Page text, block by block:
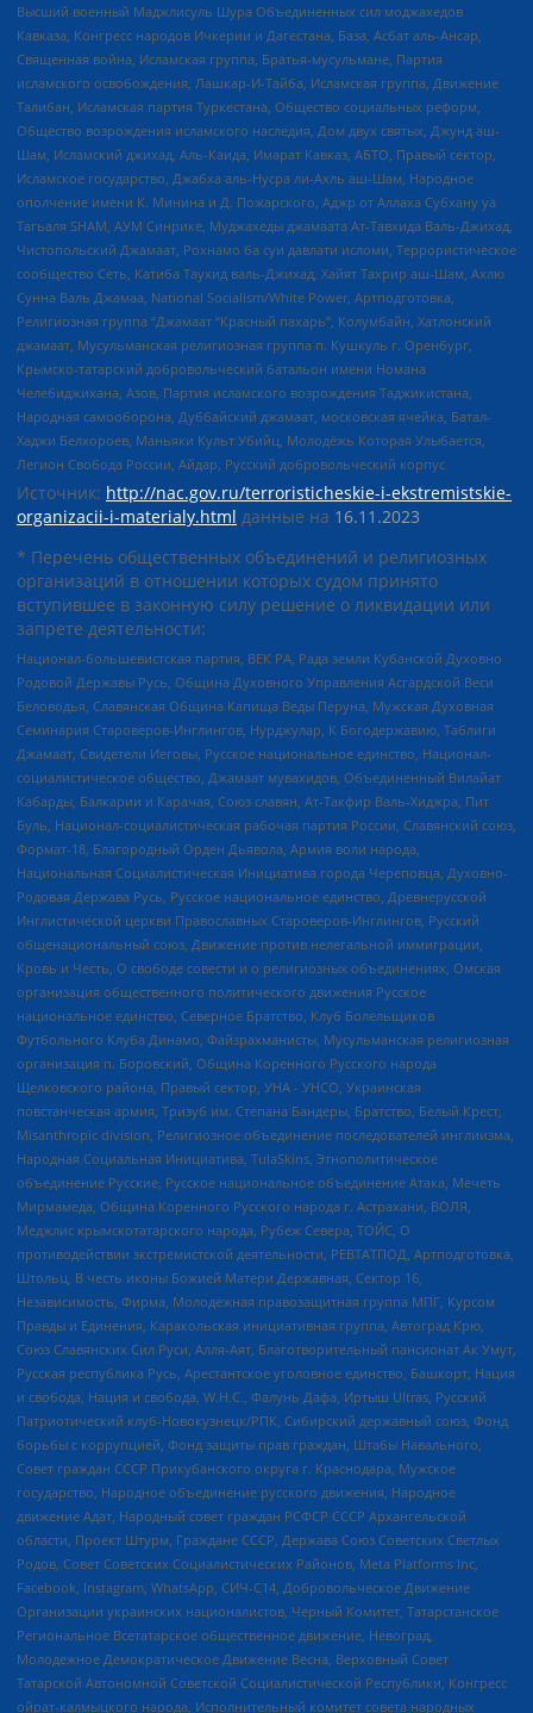
Высший военный Маджлисуль Шура Объединенных сил моджахедов
Кавказа, Конгресс народов Ичкерии и Дагестана, База, Асбат аль-Ансар,
Священная война, Исламская группа, Братья-мусульмане, Партия
исламского освобождения, Лашкар-И-Тайба, Исламская группа, Движение
Талибан, Исламская партия Туркестана, Общество социальных реформ,
Общество возрождения исламского наследия, Дом двух святых, Джунд аш-
Шам, Исламский джихад, Аль-Каида, Имарат Кавказ, АБТО, Правый сектор,
Исламское государство, Джабха аль-Нусра ли-Ахль аш-Шам, Народное
ополчение имени К. Минина и Д. Пожарского, Аджр от Аллаха Субхану уа
Тагьаля SHAM, АУМ Синрике, Муджахеды джамаата Ат-Тавхида Валь-Джихад,
Чистопольский Джамаат, Рохнамо ба суи давлати исломи, Террористическое
сообщество Сеть, Катиба Таухид валь-Джихад, Хайят Тахрир аш-Шам, Ахлю
Сунна Валь Джамаа, National Socialism/White Power, Артподготовка,
Религиозная группа “Джамаат “Красный пахарь”, Колумбайн, Хатлонский
джамаат, Мусульманская религиозная группа п. Кушкуль г. Оренбург,
Крымско-татарский добровольческий батальон имени Номана
Челебиджихана, Азов, Партия исламского возрождения Таджикистана,
Народная самооборона, Дуббайский джамаат, московская ячейка, Батал-
Хаджи Белхороев, Маньяки Культ Убийц, Молодёжь Которая Улыбается,
Легион Свобода России, Айдар, Русский добровольческий корпус
Источник: http://nac.gov.ru/terroristicheskie-i-ekstremistskie-
organizacii-i-materialy.html данные на 16.11.2023
* Перечень общественных объединений и религиозных
организаций в отношении которых судом принято
вступившее в законную силу решение о ликвидации или
запрете деятельности:
Национал-большевистская партия, ВЕК РА, Рада земли Кубанской Духовно
Родовой Державы Русь, Община Духовного Управления Асгардской Веси
Беловодья, Славянская Община Капища Веды Перуна, Мужская Духовная
Семинария Староверов-Инглингов, Нурджулар, К Богодержавию, Таблиги
Джамаат, Свидетели Иеговы, Русское национальное единство, Национал-
социалистическое общество, Джамаат мувахидов, Объединенный Вилайат
Кабарды, Балкарии и Карачая, Союз славян, Ат-Такфир Валь-Хиджра, Пит
Буль, Национал-социалистическая рабочая партия России, Славянский союз,
Формат-18, Благородный Орден Дьявола, Армия воли народа,
Национальная Социалистическая Инициатива города Череповца, Духовно-
Родовая Держава Русь, Русское национальное единство, Древнерусской
Инглистической церкви Православных Староверов-Инглингов, Русский
общенациональный союз, Движение против нелегальной иммиграции,
Кровь и Честь, О свободе совести и о религиозных объединениях, Омская
организация общественного политического движения Русское
национальное единство, Северное Братство, Клуб Болельщиков
Футбольного Клуба Динамо, Файзрахманисты, Мусульманская религиозная
организация п. Боровский, Община Коренного Русского народа
Щелковского района, Правый сектор, УНА - УНСО, Украинская
повстанческая армия, Тризуб им. Степана Бандеры, Братство, Белый Крест,
Misanthropic division, Религиозное объединение последователей инглиизма,
Народная Социальная Инициатива, TulaSkins, Этнополитическое
объединение Русские, Русское национальное объединение Атака, Мечеть
Мирмамеда, Община Коренного Русского народа г. Астрахани, ВОЛЯ,
Меджлис крымскотатарского народа, Рубеж Севера, ТОЙС, О
противодействии экстремистской деятельности, РЕВТАТПОД, Артподготовка,
Штольц, В честь иконы Божией Матери Державная, Сектор 16,
Независимость, Фирма, Молодежная правозащитная группа МПГ, Курсом
Правды и Единения, Каракольская инициативная группа, Автоград Крю,
Союз Славянских Сил Руси, Алля-Аят, Благотворительный пансионат Ак Умут,
Русская республика Русь, Арестантское уголовное единство, Башкорт, Нация
и свобода, Нация и свобода, W.H.С., Фалунь Дафа, Иртыш Ultras, Русский
Патриотический клуб-Новокузнецк/РПК, Сибирский державный союз, Фонд
борьбы с коррупцией, Фонд защиты прав граждан, Штабы Навального,
Совет граждан СССР Прикубанского округа г. Краснодара, Мужское
государство, Народное объединение русского движения, Народное
движение Адат, Народный совет граждан РСФСР СССР Архангельской
области, Проект Штурм, Граждане СССР, Держава Союз Советских Светлых
Родов, Совет Советских Социалистических Районов, Meta Platforms Inc,
Facebook, Instagram, WhatsApp, СИЧ-С14, Добровольческое Движение
Организации украинских националистов, Черный Комитет, Татарстанское
Региональное Всетатарское общественное движение, Невоград,
Молодежное Демократическое Движение Весна, Верховный Совет
Татарской Автономной Советской Социалистической Республики, Конгресс
ойрат-калмыцкого народа, Исполнительный комитет совета народных